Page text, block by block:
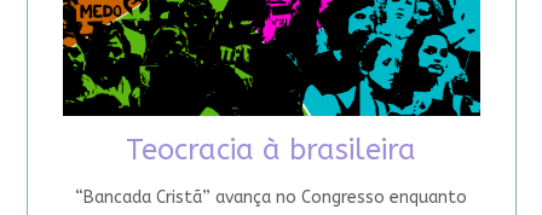
Teocracia à brasileira
“Bancada Cristã” avança no Congresso enquanto